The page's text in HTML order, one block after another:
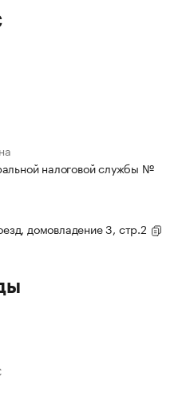
налоговой службы №
домовладение 3, стр.2